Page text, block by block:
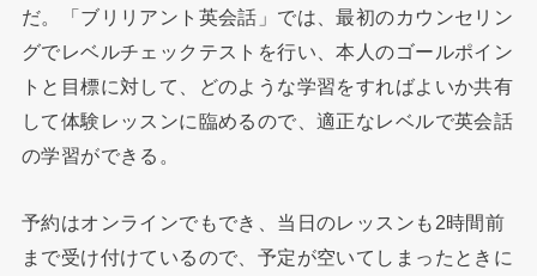
だ。「ブリリアント英会話」では、最初のカウンセリン
グでレベルチェックテストを行い、本人のゴールポイン
トと目標に対して、どのような学習をすればよいか共有
して体験レッスンに臨めるので、適正なレベルで英会話
の学習ができる。
予約はオンラインでもでき、当日のレッスンも2時間前
まで受け付けているので、予定が空いてしまったときに